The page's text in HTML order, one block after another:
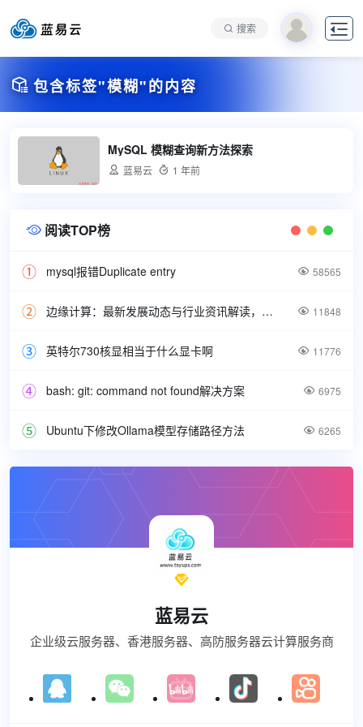
搜索 
 包含标签"模糊"的内容
MySQL 模糊查询新方法探索
 蓝易云  1 年前
 阅读TOP榜
mysql报错Duplicate entry  58565
边缘计算：最新发展动态与行业资讯解读，洞悉技术前沿引领未来。  11848
英特尔730核显相当于什么显卡啊  11776
bash: git: command not found解决方案  6975
Ubuntu下修改Ollama模型存储路径方法  6265

蓝易云
企业级云服务器、香港服务器、高防服务器云计算服务商